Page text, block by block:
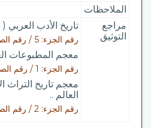
الملاحظات
مراجع
التوثيق
تاريخ الأدب العربي
رقم الجزء: 5 / رقم الصفحة: 18
معجم المطبوعات
رقم الجزء: 1 / رقم الصفحة: 130
معجم تاريخ التراث
العالم ..
رقم الجزء: 2 / رقم الصفحة: 953